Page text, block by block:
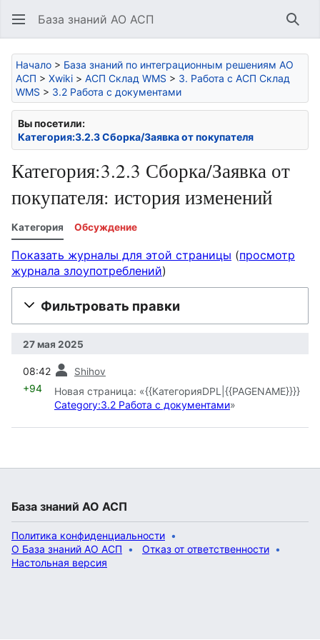
База знаний АО АСП
Начало > База знаний по интеграционным решениям АО
АСП > Xwiki > АСП Склад WMS > 3. Работа с АСП Склад
WMS > 3.2 Работа с документами
Вы посетили:
Категория:3.2.3 Сборка/Заявка от покупателя
Категория:3.2.3 Сборка/Заявка от
покупателя: история изменений
Категория Обсуждение
Показать журналы для этой страницы (просмотр
журнала злоупотреблений)
Фильтровать правки
27 мая 2025
08:42 Shihov
+94
Новая страница: «{{КатегорияDPL|{{PAGENAME}}}}
Category:3.2 Работа с документами»
База знаний АО АСП
Политика конфиденциальности
О База знаний АО АСП
Отказ от ответственности
Настольная версия